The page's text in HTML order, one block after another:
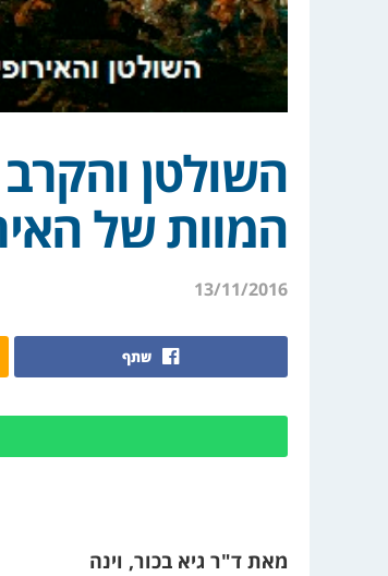
השולטן
המוות של
13/11/2016
שתף
מאת ד"ר גיא בכור, וינה